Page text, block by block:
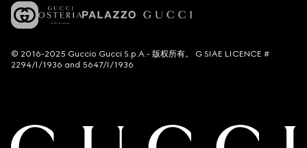
© 2016-2025 Guccio Gucci S.p.A.- 版权所有。 G SIAE LICENCE #
2294/I/1936 and 5647/I/1936